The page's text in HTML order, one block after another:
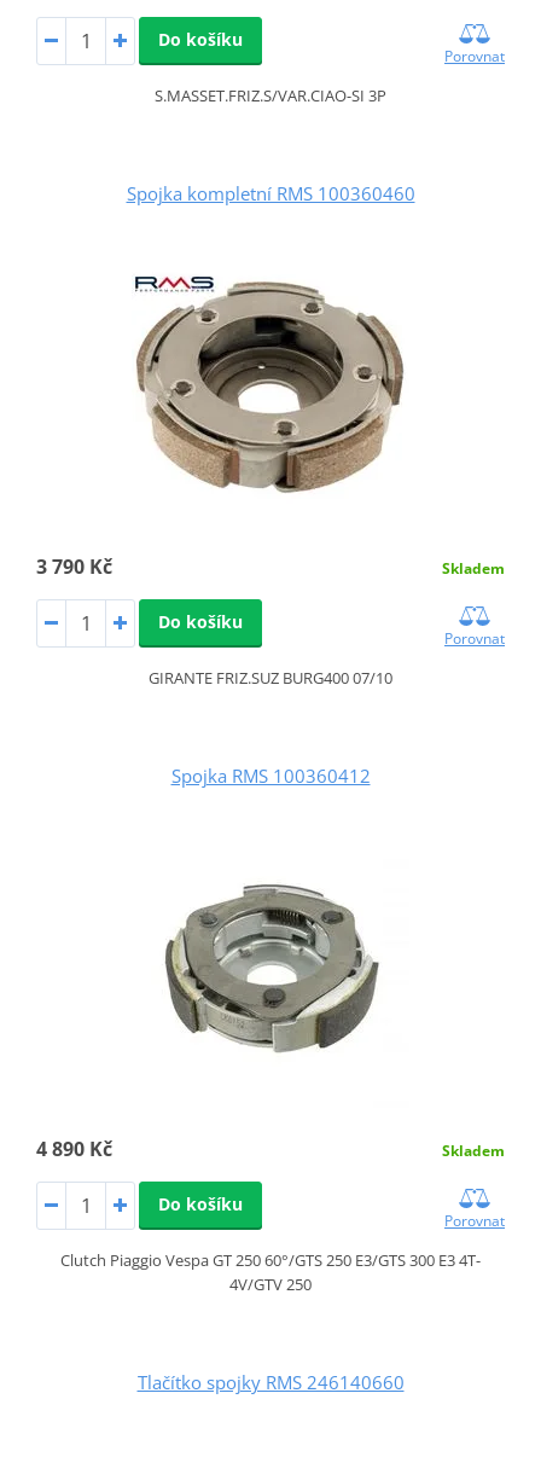
Do košíku
Porovnat
S.MASSET.FRIZ.S/VAR.CIAO-SI 3P
Spojka kompletní RMS 100360460
3 790 Kč Skladem
Do košíku
Porovnat
GIRANTE FRIZ.SUZ BURG400 07/10
Spojka RMS 100360412
4 890 Kč Skladem
Do košíku
Porovnat
Clutch Piaggio Vespa GT 250 60°/GTS 250 E3/GTS 300 E3 4T-
4V/GTV 250
Tlačítko spojky RMS 246140660